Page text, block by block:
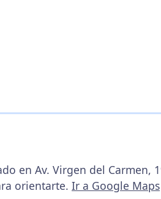
en Av. Virgen del Carmen,
orientarte. Ir a Google Maps